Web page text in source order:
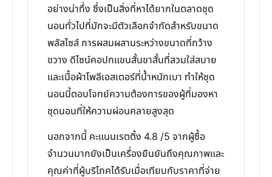
อย่างน่าทึ่ง ซึ่งเป็นสิ่งที่หาได้ยากในตลาดชุด
นอนทั่วไปที่มักจะมีตัวเลือกจำกัดสำหรับขนาด
พลัสไซส์ การผสมผสานระหว่างขนาดที่กว้าง
ขวาง ดีไซน์คอปกแขนสั้นขาสั้นที่สวมใส่สบาย
และเนื้อผ้าโพลีเอสเตอร์ที่น้ำหนักเบา ทำให้ชุด
นอนนี้ตอบโจทย์ความต้องการของผู้ที่มองหา
ชุดนอนที่ให้ความผ่อนคลายสูงสุด
นอกจากนี้ คะแนนเรตติ้ง 4.8 /5 จากผู้ซื้อ
จำนวนมากยังเป็นเครื่องยืนยันถึงคุณภาพและ
คุณค่าที่ผู้บริโภคได้รับเมื่อเทียบกับราคาที่จ่าย